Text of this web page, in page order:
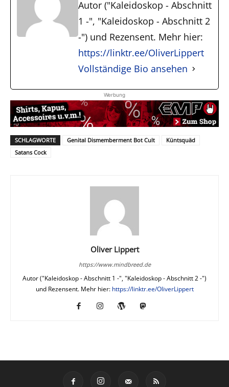
Autor ("Kaleidoskop - Abschnitt
1 -", "Kaleidoskop - Abschnitt 2
-") und Rezensent. Mehr hier:
https://linktr.ee/OliverLippert
Vollständige Bio ansehen
Werbung
SCHLAGWORTE Genital Dismemberment Bot Cult
Küntsquäd
Satans Cock
Oliver Lippert
https://www.mindbreed.de
Autor ("Kaleidoskop - Abschnitt 1 -", "Kaleidoskop - Abschnitt 2 -")
und Rezensent. Mehr hier: https://linktr.ee/OliverLippert